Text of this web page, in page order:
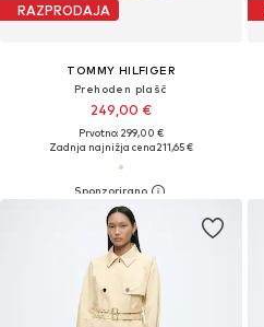
RAZPRODAJA
TOMMY HILFIGER
Prehoden plašč
249,00 €
Prvotno: 299,00 €
Zadnja najnižja cena211,65 €